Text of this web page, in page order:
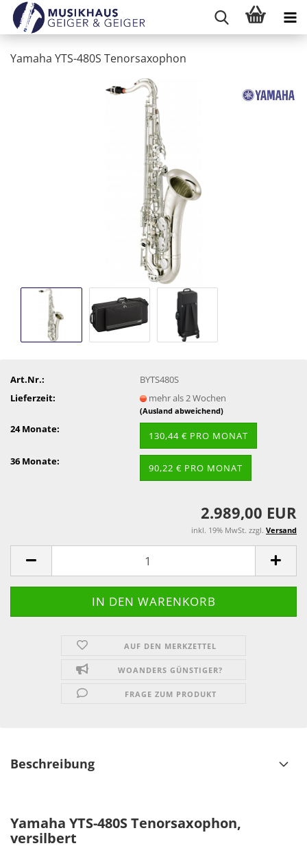
Yamaha YTS-480S Tenorsaxophon
Art.Nr.:
BYTS480S
Lieferzeit:
mehr als 2 Wochen
(Ausland abweichend)
24 Monate:
130,44 € PRO MONAT
36 Monate:
90,22 € PRO MONAT
2.989,00 EUR
inkl. 19% MwSt. zzgl. Versand
AUF DEN MERKZETTEL
WOANDERS GÜNSTIGER?
FRAGE ZUM PRODUKT
Beschreibung
Yamaha YTS-480S Tenorsaxophon,
versilbert